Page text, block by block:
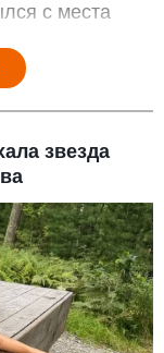
с места
звезда